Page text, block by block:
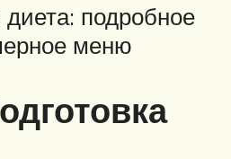
подробное
меню